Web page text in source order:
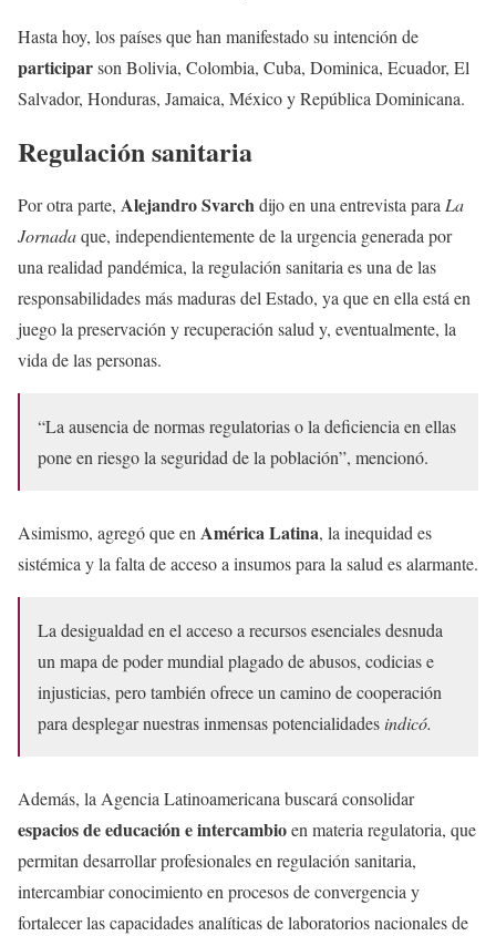
Hasta hoy, los países que han manifestado su intención de
participarson Bolivia, Colombia, Cuba, Dominica, Ecuador, El
Salvador, Honduras, Jamaica, México y República Dominicana.
Regulación sanitaria
Por otra parte, Alejandro Svarchdijo en una entrevista para La
Jornadaque, independientemente de la urgencia generada por
una realidad pandémica, la regulación sanitaria es una de las
responsabilidades más maduras del Estado, ya que en ella está en
juego la preservación y recuperación salud y, eventualmente, la
vida de las personas.
“La ausencia de normas regulatorias o la deficiencia en ellas
pone en riesgo la seguridad de la población”, mencionó.
Asimismo, agregó que en América Latina, la inequidad es
sistémica y la falta de acceso a insumos para la salud es alarmante.
La desigualdad en el acceso a recursos esenciales desnuda
un mapa de poder mundial plagado de abusos, codicias e
injusticias, pero también ofrece un camino de cooperación
para desplegar nuestras inmensas potencialidades indicó.
Además, la Agencia Latinoamericana buscará consolidar
espacios de educación e intercambioen materia regulatoria, que
permitan desarrollar profesionales en regulación sanitaria,
intercambiar conocimiento en procesos de convergencia y
fortalecer las capacidades analíticas de laboratorios nacionales de